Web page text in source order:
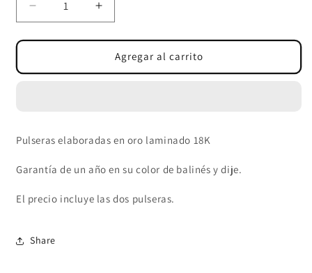
Reducir
cantidad
para
BALÍN
Aumentar
cantidad
para
PULSERAS
BALÍN
Agregar al carrito
Pulseras elaboradas en oro laminado 18K
Garantía de un año en su color de balinés y dije.
El precio incluye las dos pulseras.
Share